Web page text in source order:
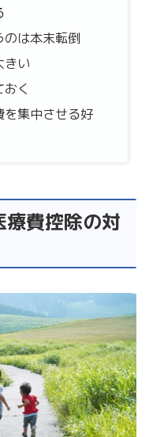
のは本末転倒
きい
く
を集中させる好
費控除の対